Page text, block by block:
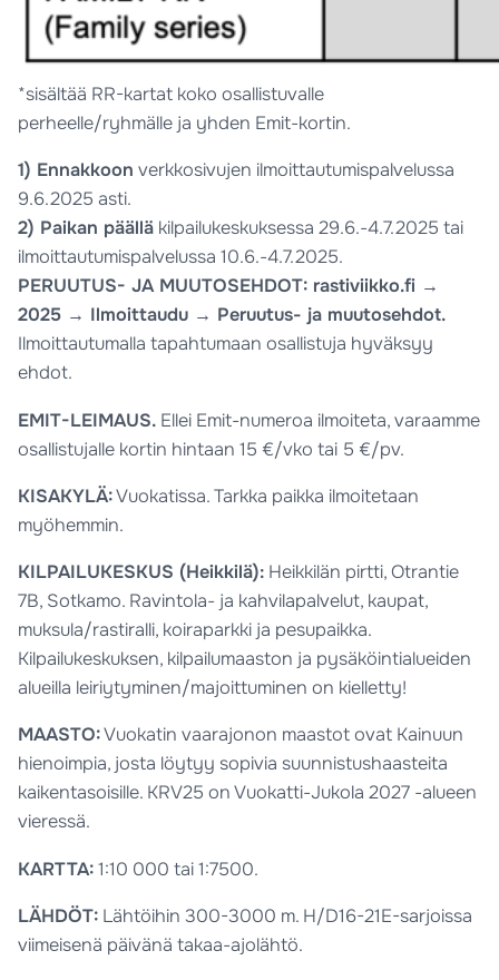
*sisältää RR-kartat koko osallistuvalle
perheelle/ryhmälle ja yhden Emit-kortin.
1) Ennakkoon verkkosivujen ilmoittautumispalvelussa
9.6.2025 asti.
2) Paikan päällä kilpailukeskuksessa 29.6.-4.7.2025 tai
ilmoittautumispalvelussa 10.6.-4.7.2025.
PERUUTUS- JA MUUTOSEHDOT: rastiviikko.fi →
2025 → Ilmoittaudu → Peruutus- ja muutosehdot.
Ilmoittautumalla tapahtumaan osallistuja hyväksyy
ehdot.
EMIT-LEIMAUS. Ellei Emit-numeroa ilmoiteta, varaamme
osallistujalle kortin hintaan 15 €/vko tai 5 €/pv.
KISAKYLÄ:Vuokatissa. Tarkka paikka ilmoitetaan
myöhemmin.
KILPAILUKESKUS (Heikkilä): Heikkilän pirtti, Otrantie
7B, Sotkamo. Ravintola- ja kahvilapalvelut, kaupat,
muksula/rastiralli, koiraparkki ja pesupaikka.
Kilpailukeskuksen, kilpailumaaston ja pysäköintialueiden
alueilla leiriytyminen/majoittuminen on kielletty!
MAASTO:Vuokatin vaarajonon maastot ovat Kainuun
hienoimpia, josta löytyy sopivia suunnistushaasteita
kaikentasoisille. KRV25 on Vuokatti-Jukola 2027 -alueen
vieressä.
KARTTA:1:10 000 tai 1:7500.
LÄHDÖT: Lähtöihin 300-3000 m. H/D16-21E-sarjoissa
viimeisenä päivänä takaa-ajolähtö.